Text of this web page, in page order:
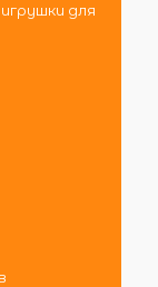
для